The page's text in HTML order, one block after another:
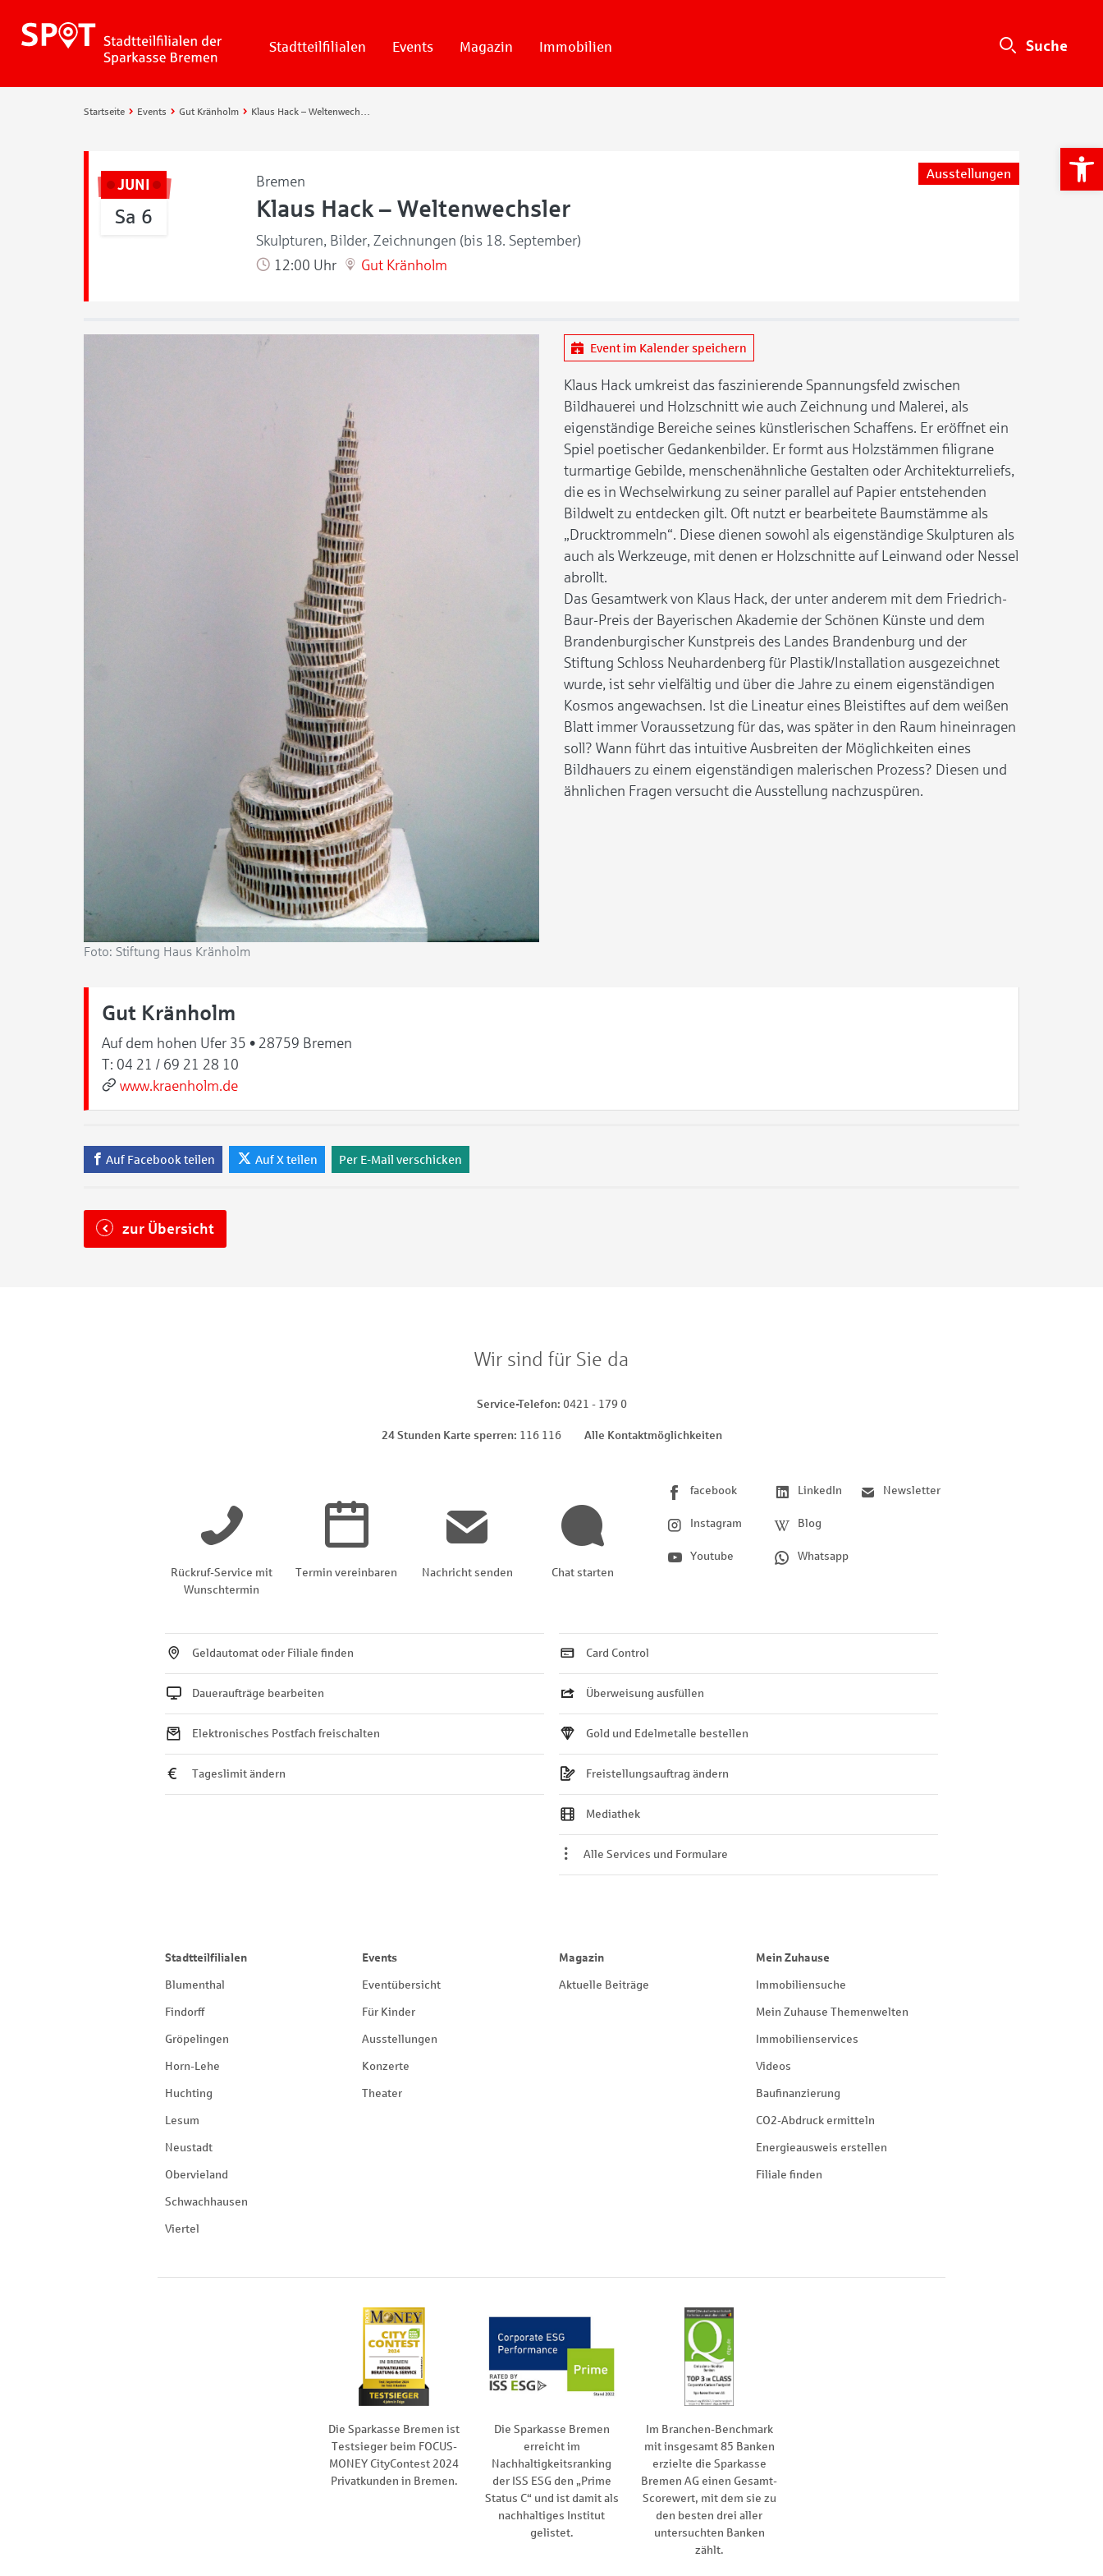
Stadtteilfilialen Events Magazin Immobilien
Startseite Events Gut Kränholm Klaus Hack – Weltenwechsler
JUNI
Sa 6
Bremen Ausstellungen
Klaus Hack – Weltenwechsler
Skulpturen, Bilder, Zeichnungen (bis 18. September)
12:00 Uhr
Gut Kränholm
Foto: Stiftung Haus Kränholm
Event im Kalender speichern
Klaus Hack umkreist das faszinierende Spannungsfeld zwischen
Bildhauerei und Holzschnitt wie auch Zeichnung und Malerei, als
eigenständige Bereiche seines künstlerischen Schaffens. Er eröffnet ein
Spiel poetischer Gedankenbilder. Er formt aus Holzstämmen filigrane
turmartige Gebilde, menschenähnliche Gestalten oder Architekturreliefs,
die es in Wechselwirkung zu seiner parallel auf Papier entstehenden
Bildwelt zu entdecken gilt. Oft nutzt er bearbeitete Baumstämme als
„Drucktrommeln“. Diese dienen sowohl als eigenständige Skulpturen als
auch als Werkzeuge, mit denen er Holzschnitte auf Leinwand oder Nessel
abrollt.
Das Gesamtwerk von Klaus Hack, der unter anderem mit dem Friedrich-
Baur-Preis der Bayerischen Akademie der Schönen Künste und dem
Brandenburgischer Kunstpreis des Landes Brandenburg und der
Stiftung Schloss Neuhardenberg für Plastik/Installation ausgezeichnet
wurde, ist sehr vielfältig und über die Jahre zu einem eigenständigen
Kosmos angewachsen. Ist die Lineatur eines Bleistiftes auf dem weißen
Blatt immer Voraussetzung für das, was später in den Raum hineinragen
soll? Wann führt das intuitive Ausbreiten der Möglichkeiten eines
Bildhauers zu einem eigenständigen malerischen Prozess? Diesen und
ähnlichen Fragen versucht die Ausstellung nachzuspüren.
Gut Kränholm
Auf dem hohen Ufer 35 • 28759 Bremen
T: 04 21 / 69 21 28 10
www.kraenholm.de
Auf Facebook teilen Auf X teilen Per E-Mail verschicken
zur Übersicht
Wir sind für Sie da
Service-Telefon 0421 - 179 0
24 Stunden Karte sperren 116 116 Alle Kontaktmöglichkeiten
Rückruf-Service mit
Wunschtermin
Termin vereinbaren Nachricht senden Chat starten
facebook
Instagram
Youtube
LinkedIn
Blog
Whatsapp
Newsletter
Geldautomat oder Filiale finden
Daueraufträge bearbeiten
Elektronisches Postfach freischalten
Tageslimit ändern
Card Control
Überweisung ausfüllen
Gold und Edelmetalle bestellen
Freistellungsauftrag ändern
Mediathek
Alle Services und Formulare
Stadtteilfilialen
Blumenthal
Findorff
Gröpelingen
Horn-Lehe
Huchting
Lesum
Neustadt
Obervieland
Schwachhausen
Viertel
Events
Eventübersicht
Für Kinder
Ausstellungen
Konzerte
Theater
Magazin
Aktuelle Beiträge
Mein Zuhause
Immobiliensuche
Mein Zuhause Themenwelten
Immobilienservices
Videos
Baufinanzierung
CO2-Abdruck ermitteln
Energieausweis erstellen
Filiale finden
Die Sparkasse Bremen ist
Testsieger beim FOCUS-
MONEY CityContest 2024
Privatkunden in Bremen.
Die Sparkasse Bremen
erreicht im
Nachhaltigkeitsranking
der ISS ESG den „Prime
Status C“ und ist damit als
nachhaltiges Institut
gelistet.
Im Branchen-Benchmark
mit insgesamt 85 Banken
erzielte die Sparkasse
Bremen AG einen Gesamt-
Scorewert, mit dem sie zu
den besten drei aller
untersuchten Banken
zählt.